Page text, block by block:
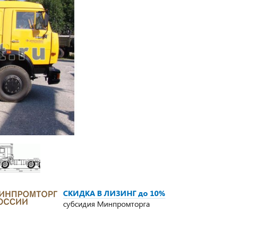
СКИДКА В ЛИЗИНГ до 10%
субсидия Минпромторга